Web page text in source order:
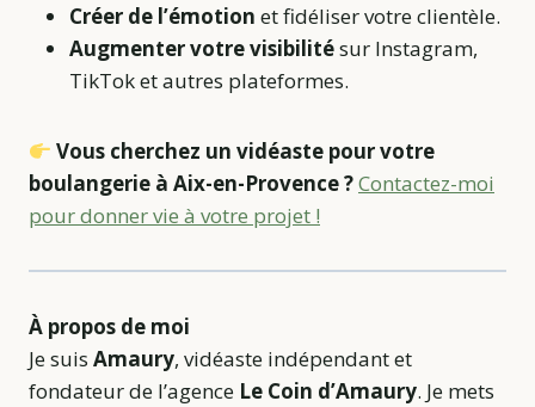
Créer de l’émotion et fidéliser votre clientèle.
Augmenter votre visibilitésur Instagram,
TikTok et autres plateformes.
Vous cherchez un vidéaste pour votre
boulangerie à Aix-en-Provence ?Contactez-moi
pour donner vie à votre projet !
À propos de moi
Je suis Amaury, vidéaste indépendant et
fondateur de l’agence Le Coin d’Amaury. Je mets